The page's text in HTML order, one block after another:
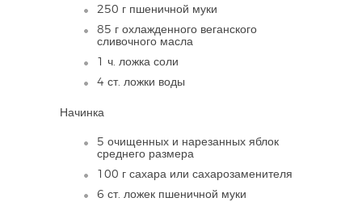
250 г пшеничной муки
85 г охлажденного веганского
сливочного масла
1 ч. ложка соли
4 ст. ложки воды
Начинка
5 очищенных и нарезанных яблок
среднего размера
100 г сахара или сахарозаменителя
6 ст. ложек пшеничной муки